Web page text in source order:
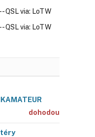
QSL via: LoTW
QSL via: LoTW
dohodou